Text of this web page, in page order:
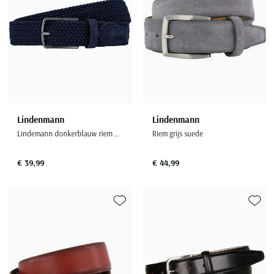
Lindenmann
Lindemann donkerblauw riem elastisch stretch stijlvol
€ 39,99
Lindenmann
Riem grijs suede
€ 44,99